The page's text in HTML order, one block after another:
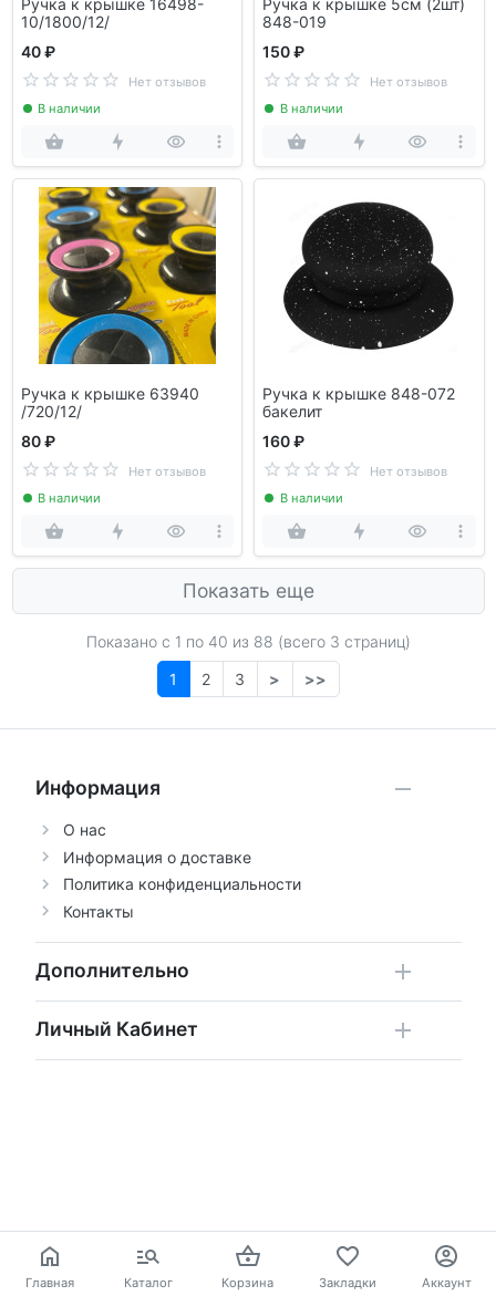
10/1800/12/
40 ₽
Нет отзывов
В наличии
848-019
150 ₽
Нет отзывов
В наличии
Ручка к крышке 63940
/720/12/
80 ₽
Нет отзывов
В наличии
Ручка к крышке 848-072
бакелит
160 ₽
Нет отзывов
В наличии
Показать еще
Показано с 1 по 40 из 88 (всего 3 страниц)
1
2 3 > >>
Информация
О нас
Информация о доставке
Политика конфиденциальности
Контакты
Дополнительно
Личный Кабинет
Главная Каталог Корзина Закладки Аккаунт